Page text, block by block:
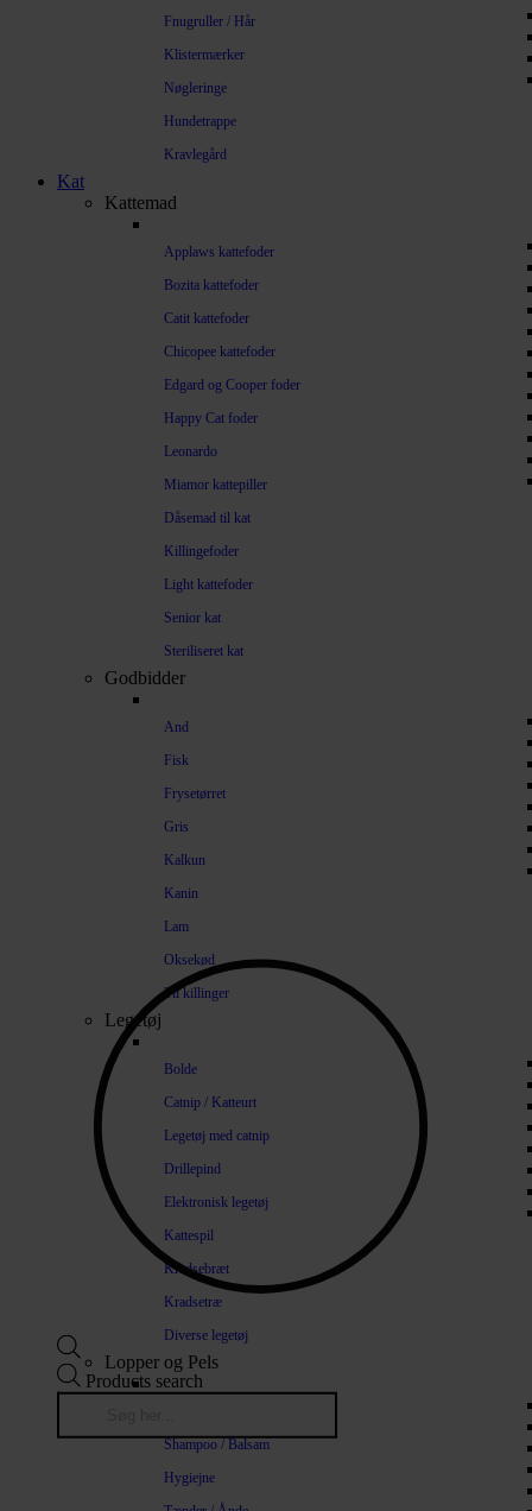
Fnugruller / Hår
Klistermærker
Nøgleringe
Hundetrappe
Kravlegård
Kat
Kattemad
Applaws kattefoder
Bozita kattefoder
Catit kattefoder
Chicopee kattefoder
Edgard og Cooper foder
Happy Cat foder
Leonardo
Miamor kattepiller
Dåsemad til kat
Killingefoder
Light kattefoder
Senior kat
Steriliseret kat
Godbidder
And
Fisk
Frysetørret
Gris
Kalkun
Kanin
Lam
Oksekød
Til killinger
Legetøj
Bolde
Catnip / Katteurt
Legetøj med catnip
Drillepind
Elektronisk legetøj
Kattespil
Kradsebræt
Kradsetræ
Diverse legetøj
Lopper og Pels
Shampoo / Balsam
Hygiejne
Products search